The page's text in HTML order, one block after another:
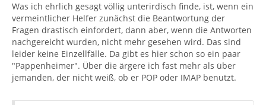
Was ich ehrlich gesagt völlig unterirdisch finde, ist, wenn ein
vermeintlicher Helfer zunächst die Beantwortung der
Fragen drastisch einfordert, dann aber, wenn die Antworten
nachgereicht wurden, nicht mehr gesehen wird. Das sind
leider keine Einzellfälle. Da gibt es hier schon so ein paar
"Pappenheimer". Über die ärgere ich fast mehr als über
jemanden, der nicht weiß, ob er POP oder IMAP benutzt.